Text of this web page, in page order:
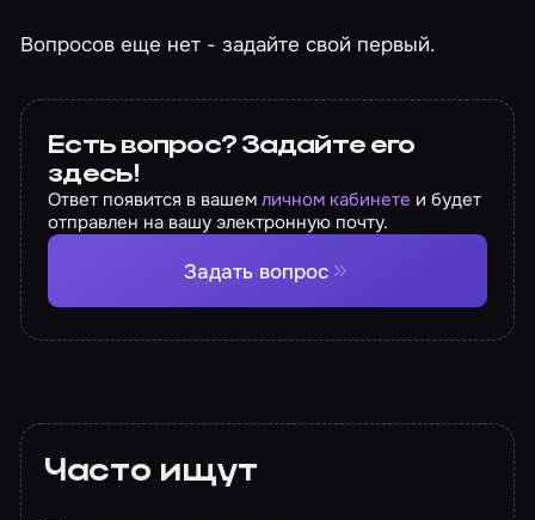
Вопросов еще нет - задайте свой первый.
Есть вопрос? Задайте его
здесь!
Ответ появится в вашемличном кабинете и будет
отправлен на вашу электронную почту.
Задать вопрос
Часто ищут